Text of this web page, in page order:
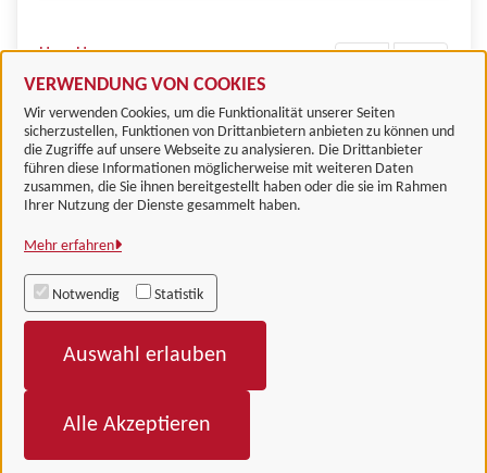
VERWENDUNG VON COOKIES
Wir verwenden Cookies, um die Funktionalität unserer Seiten
sicherzustellen, Funktionen von Drittanbietern anbieten zu können und
die Zugriffe auf unsere Webseite zu analysieren. Die Drittanbieter
führen diese Informationen möglicherweise mit weiteren Daten
zusammen, die Sie ihnen bereitgestellt haben oder die sie im Rahmen
Ihrer Nutzung der Dienste gesammelt haben.
Mehr erfahren
Notwendig Statistik
Auswahl erlauben
Alle Akzeptieren
Herr Hoppmann
Landkreis Göttingen
Alle Rechte vorbehalten
Barrierefreiheit